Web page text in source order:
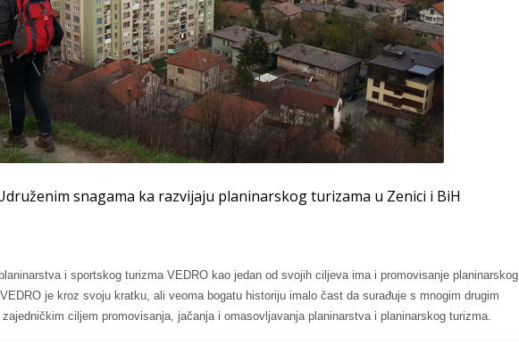
snagama ka razvijaju planinarskog turizama u Zenici i BiH
i sportskog turizma VEDRO kao jedan od svojih ciljeva ima i promovisanje planinarskog
je kroz svoju kratku, ali veoma bogatu historiju imalo čast da surađuje s mnogim drugim
ciljem promovisanja, jačanja i omasovljavanja planinarstva i planinarskog turizma.